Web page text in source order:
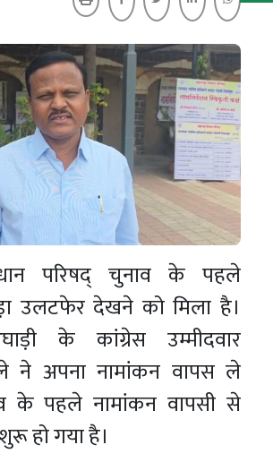
परिषद् चुनाव के पहले
उलटफेर देखने को मिला है।
के कांग्रेस उम्मीदवार
ने अपना नामांकन वापस ले
के पहले नामांकन वापसी से
हो गया है।